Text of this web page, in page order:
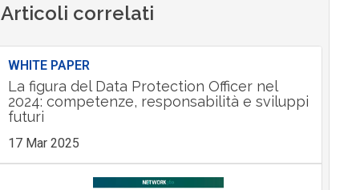
Articoli correlati
WHITE PAPER
La figura del Data Protection Officer nel
2024: competenze, responsabilità e sviluppi
futuri
17 Mar 2025